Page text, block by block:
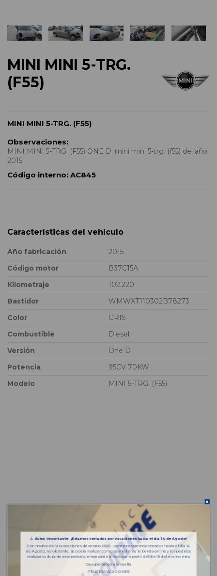
MINI MINI 5-TRG.
(F55)
MINI MINI 5-TRG. (F55)
Observaciones:
MINI MINI 5-TRG. (F55) ONE D. mini mini 5-trg. (f55) del año
2015
Código interno: AC845
Características del vehículo
Año fabricación
2015
Código motor
B37C15A
Kilometraje
102.220
Bastidor
WMWXT110302B78273
Color
GRIS
Combustible
Diesel
Versión
One D
Potencia
95CV 70KW
Modelo
MINI 5-TRG. (F55)
⚠️Aviso importante: ¡Estamos cerrados por vacaciones hasta el día 14 de Agosto!
Con motivo de las vacaciones de verano 2026 , permaneceremos cerrados hasta el día 14
de Agosto, no obstante, se podrá realizar compras mediante la tienda online y los pedidos
realizados durante este periodo, empezarán a recibirse a partir del día 18 del mismo mes.
Os esperamos a la vuelta
¡FELICES VACACIONES!